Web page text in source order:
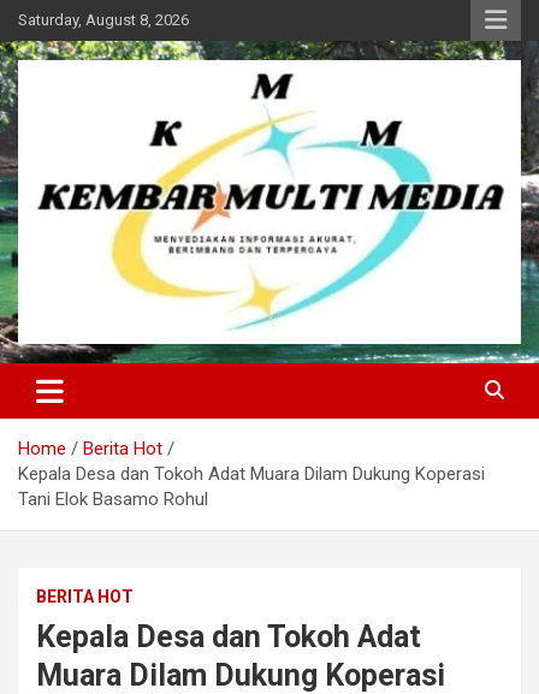
Skip
to
content
Saturday, August 8, 2026
Kembar Multi Media
Home
Berita Hot
Kepala Desa dan Tokoh Adat Muara Dilam Dukung Koperasi
Tani Elok Basamo Rohul
BERITA HOT
Kepala Desa dan Tokoh Adat
Muara Dilam Dukung Koperasi